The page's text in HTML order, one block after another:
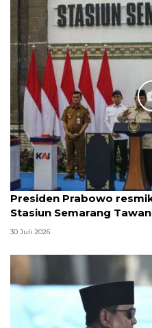
Presiden Prabowo
Stasiun Semarang
30 Juli 2026